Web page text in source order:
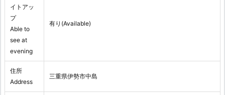
イトアッ
プ
Able to
see at
evening
有り(Available)
住所
Address
三重県伊勢市中島